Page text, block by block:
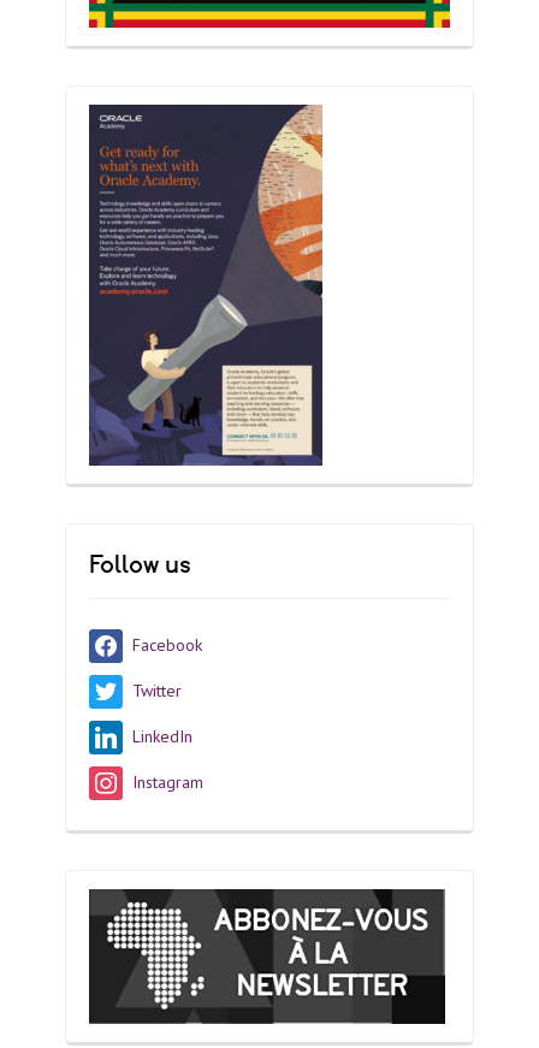
Follow us
Facebook
Twitter
LinkedIn
Instagram